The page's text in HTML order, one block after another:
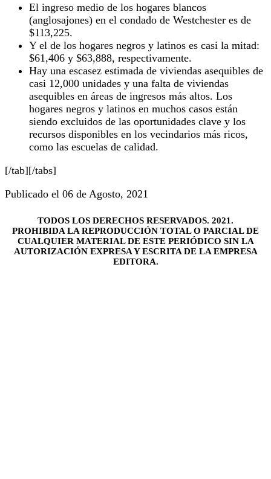
El ingreso medio de los hogares blancos
(anglosajones) en el condado de Westchester es de
$113,225.
Y el de los hogares negros y latinos es casi la mitad:
$61,406 y $63,888, respectivamente.
Hay una escasez estimada de viviendas asequibles de
casi 12,000 unidades y una falta de viviendas
asequibles en áreas de ingresos más altos. Los
hogares negros y latinos en muchos casos están
siendo excluidos de las oportunidades clave y los
recursos disponibles en los vecindarios más ricos,
como las escuelas de calidad.
[/tab][/tabs]
Publicado el 06 de Agosto, 2021
TODOS LOS DERECHOS RESERVADOS. 2021.
PROHIBIDA LA REPRODUCCIÓN TOTAL O PARCIAL DE
CUALQUIER MATERIAL DE ESTE PERIÓDICO SIN LA
AUTORIZACIÓN EXPRESA Y ESCRITA DE LA EMPRESA
EDITORA.